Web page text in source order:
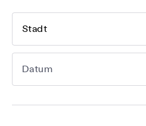
Stadt
Datum